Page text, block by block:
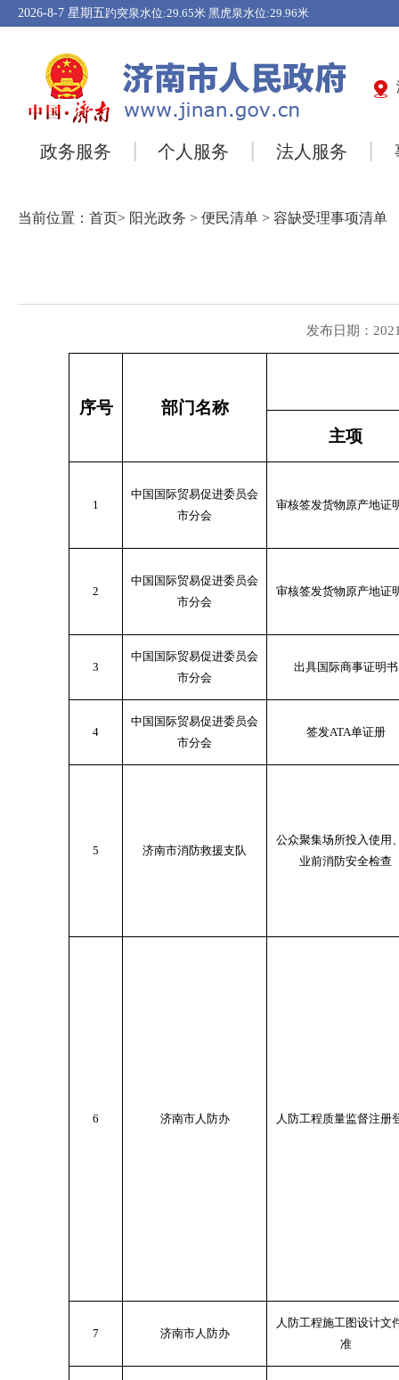
2026-8-7 星期五
政务服务 个人服务 法人服务
当前位置： 首页> 阳光政务 > 便民清单 > 容缺受理事项清单
发布日期：
序号
部门名称
主项
1
中国国际贸易促进委员会
市分会
审核签发货物原产地证
2
中国国际贸易促进委员会
市分会
审核签发货物原产地证
3
中国国际贸易促进委员会
市分会
出具国际商事证明书
4
中国国际贸易促进委员会
市分会
签发ATA单证册
5 济南市消防救援支队
公众聚集场所投入使用
业前消防安全检查
6 济南市人防办 人防工程质量监督注册
7 济南市人防办
人防工程施工图设计文
准